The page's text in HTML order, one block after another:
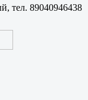
тел. 89040946438